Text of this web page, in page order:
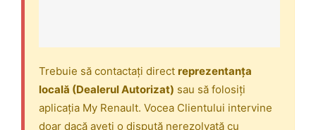
Trebuie să contactați direct reprezentanța
locală (Dealerul Autorizat) sau să folosiți
aplicația My Renault. Vocea Clientului intervine
doar dacă aveți o dispută nerezolvată cu